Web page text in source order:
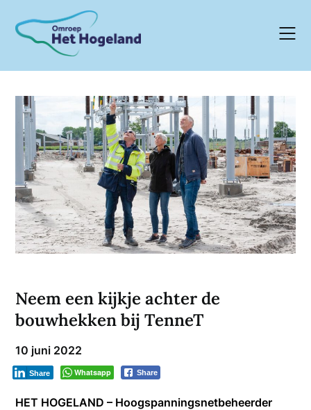
content
Neem een kijkje achter de
bouwhekken bij TenneT
10 juni 2022
Whatsapp Share
Share
HET HOGELAND – Hoogspanningsnetbeheerder